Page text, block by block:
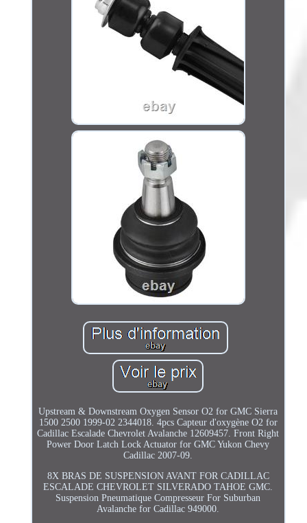
Upstream & Downstream Oxygen Sensor O2 for GMC Sierra
1500 2500 1999-02 2344018. 4pcs Capteur d'oxygène O2 for
Cadillac Escalade Chevrolet Avalanche 12609457. Front Right
Power Door Latch Lock Actuator for GMC Yukon Chevy
Cadillac 2007-09.
8X BRAS DE SUSPENSION AVANT FOR CADILLAC
ESCALADE CHEVROLET SILVERADO TAHOE GMC.
Suspension Pneumatique Compresseur For Suburban
Avalanche for Cadillac 949000.